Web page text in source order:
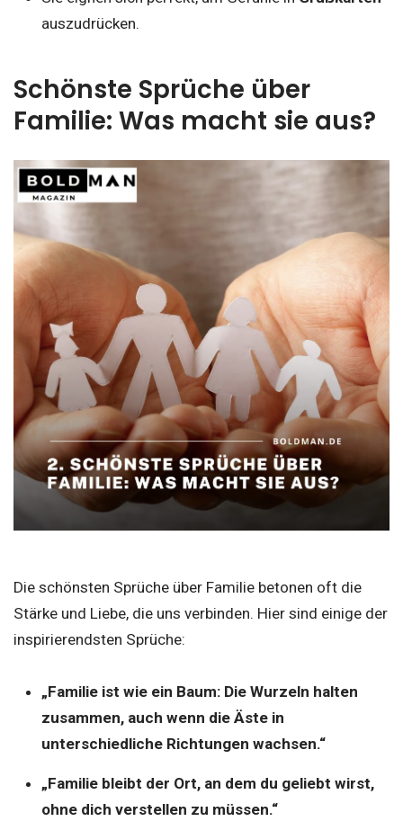
auszudrücken.
Schönste Sprüche über
Familie: Was macht sie aus?
Die schönsten Sprüche über Familie betonen oft die
Stärke und Liebe, die uns verbinden. Hier sind einige der
inspirierendsten Sprüche:
„Familie ist wie ein Baum: Die Wurzeln halten
zusammen, auch wenn die Äste in
unterschiedliche Richtungen wachsen.“
„Familie bleibt der Ort, an dem du geliebt wirst,
ohne dich verstellen zu müssen.“